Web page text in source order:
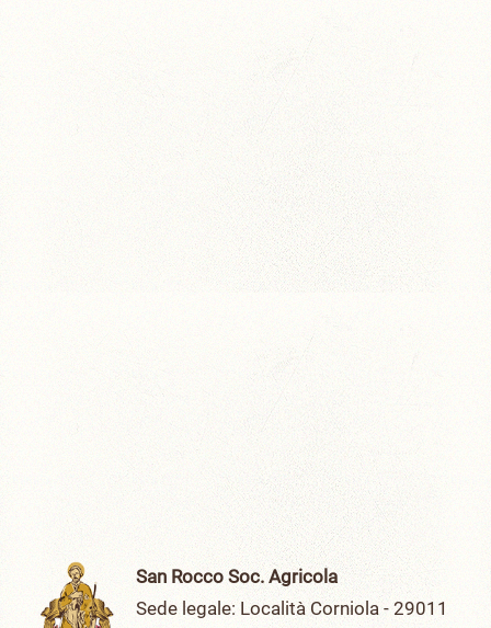
San Rocco Soc. Agricola
Sede legale: Località Corniola - 29011